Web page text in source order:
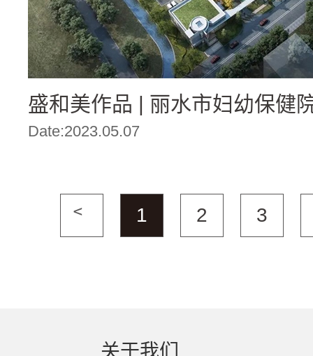
盛和美作品 | 丽水市妇幼保健
Date:2023.05.07
1 2 3
关于我们